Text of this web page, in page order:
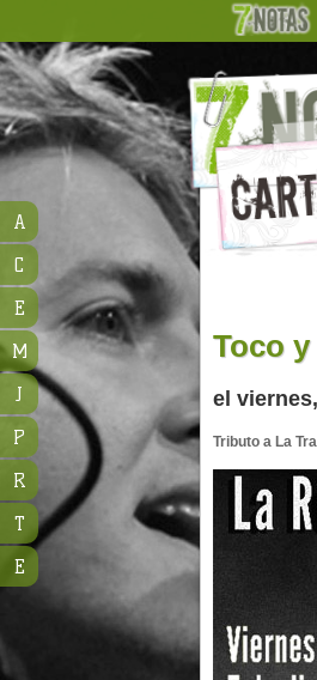
Toco
el
Tributo a La
A
C
E
M
J
P
R
T
E